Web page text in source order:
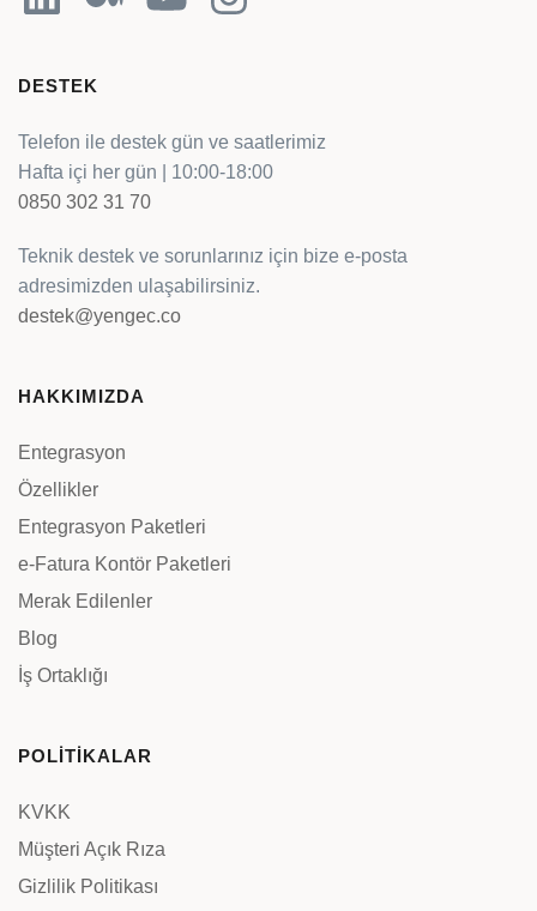
DESTEK
Telefon ile destek gün ve saatlerimiz
Hafta içi her gün | 10:00-18:00
0850 302 31 70
Teknik destek ve sorunlarınız için bize e-posta
adresimizden ulaşabilirsiniz.
destek@yengec.co
HAKKIMIZDA
Entegrasyon
Özellikler
Entegrasyon Paketleri
e-Fatura Kontör Paketleri
Merak Edilenler
Blog
İş Ortaklığı
POLİTİKALAR
KVKK
Müşteri Açık Rıza
Gizlilik Politikası